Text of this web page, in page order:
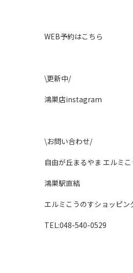
WEB予約はこちら
\更新中/
鴻巣店instagram
\お問い合わせ/
自由が丘まるやま エルミ
鴻巣駅直結
エルミこうのすショッピン
TEL:048-540-0529